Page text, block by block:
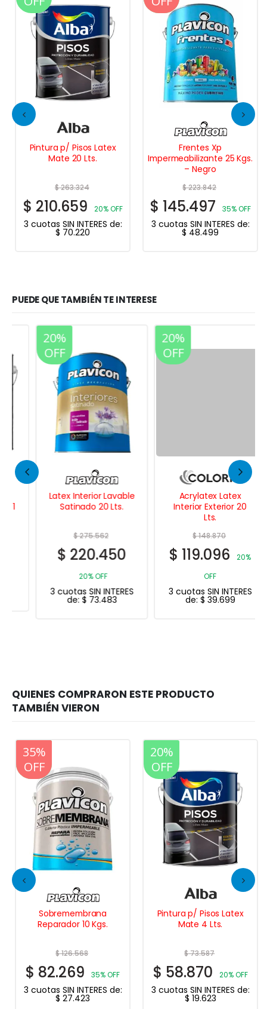
Pintura p/ Pisos Latex
Mate 20 Lts.
$263.324
$ 210.659 20% OFF
3 cuotas SIN INTERES de:
$ 70.220
Frentes Xp
Impermeabilizante 25 Kgs.
– Negro
$223.842
$ 145.497 35% OFF
3 cuotas SIN INTERES de:
$ 48.499
PUEDE QUE TAMBIÉN TE INTERESE
20%
OFF
Latex Interior Lavable
Satinado 20 Lts.
275.562
220.450
20% OFF
3 cuotas SIN INTERES
$73.483
20%
OFF
Acrylatex Latex
Interior Exterior 20
148.870
119.096
20%
3 cuotas SIN INTERES
$39.699
20%
OFF
35%
OFF
Sobremembrana
Reparador 10 Kgs.
$126.568
$ 82.269 35% OFF
3 cuotas SIN INTERES de:
$ 27.423
20%
OFF
Pintura p/ Pisos Latex
Mate 4 Lts.
$73.587
$ 58.870 20% OFF
3 cuotas SIN INTERES de:
$ 19.623